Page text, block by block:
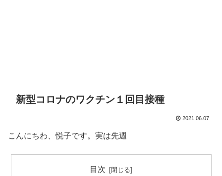
新型コロナのワクチン１回目接種
2021.06.07
こんにちわ、悦子です。実は先週
目次